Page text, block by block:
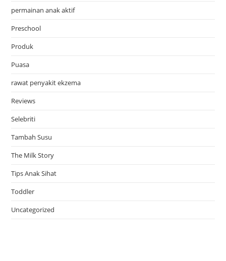
permainan anak aktif
Preschool
Produk
Puasa
rawat penyakit ekzema
Reviews
Selebriti
Tambah Susu
The Milk Story
Tips Anak Sihat
Toddler
Uncategorized